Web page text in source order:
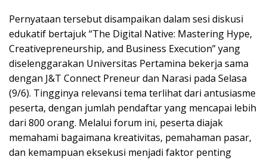
Pernyataan tersebut disampaikan dalam sesi diskusi
edukatif bertajuk “The Digital Native: Mastering Hype,
Creativepreneurship, and Business Execution” yang
diselenggarakan Universitas Pertamina bekerja sama
dengan J&T Connect Preneur dan Narasi pada Selasa
(9/6). Tingginya relevansi tema terlihat dari antusiasme
peserta, dengan jumlah pendaftar yang mencapai lebih
dari 800 orang. Melalui forum ini, peserta diajak
memahami bagaimana kreativitas, pemahaman pasar,
dan kemampuan eksekusi menjadi faktor penting